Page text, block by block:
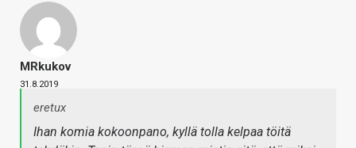
MRkukov
31.8.2019
eretux
Ihan komia kokoonpano, kyllä tolla kelpaa töitä